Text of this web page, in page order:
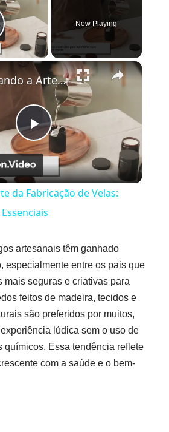
Video
Now Playing
×
Play
Video
Dominando a Arte da Fabricação de Velas: Técnicas e Dicas Essenciais
da Fabricação de Velas:
artesanais têm ganhado
especialmente entre os pais que
mais seguras e criativas para
feitos de madeira, tecidos e
são preferidos por muitos,
lúdica sem o uso de
químicos. Essa tendência reflete
com a saúde e o bem-